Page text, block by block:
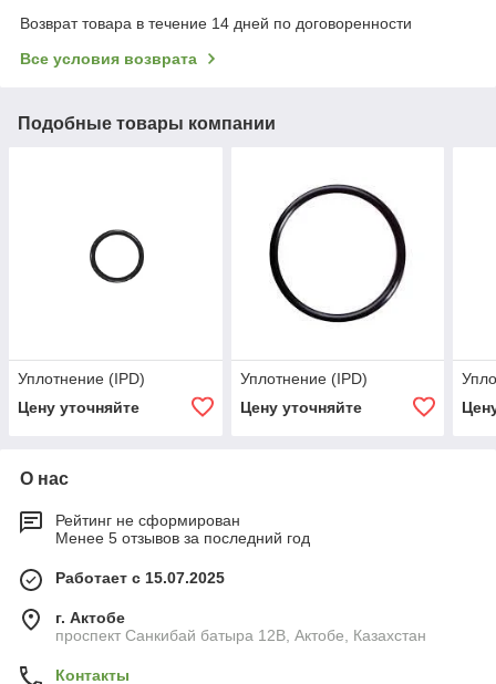
Возврат товара в течение 14 дней по договоренности
Все условия возврата
Подобные товары компании
Уплотнение (IPD)
Цену уточняйте
Уплотнение (IPD)
Цену уточняйте
О нас
Рейтинг не сформирован
Менее 5 отзывов за последний год
Работает с 15.07.2025
г. Актобе
проспект Санкибай батыра 12В, Актобе, Казахстан
Контакты